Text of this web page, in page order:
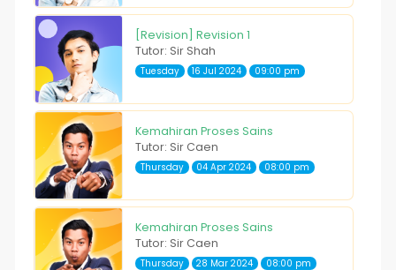
[Revision] Revision 1
Tutor: Sir Shah
Tuesday 16 Jul 2024 09:00 pm
Kemahiran Proses Sains
Tutor: Sir Caen
Thursday 04 Apr 2024 08:00 pm
Kemahiran Proses Sains
Tutor: Sir Caen
Thursday 28 Mar 2024 08:00 pm